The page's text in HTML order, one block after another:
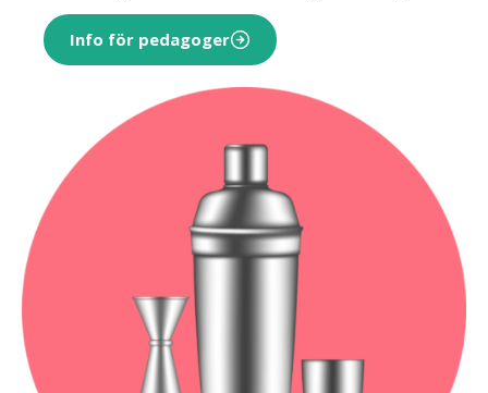
Info för pedagoger